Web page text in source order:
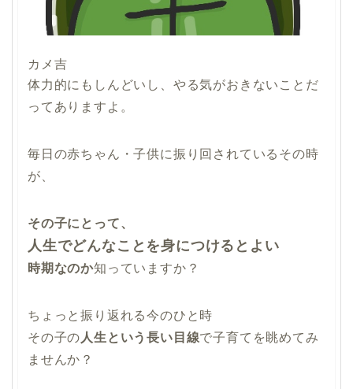
カメ吉
体力的にもしんどいし、やる気がおきないことだ
ってありますよ。
毎日の赤ちゃん・子供に振り回されているその時
が、
その子にとって、
人生でどんなことを身につけるとよい
時期なのか知っていますか？
ちょっと振り返れる今のひと時
その子の人生という長い目線で子育てを眺めてみ
ませんか？